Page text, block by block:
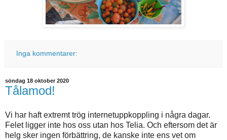
Inga kommentarer:
söndag 18 oktober 2020
Tålamod!
Vi har haft extremt trög internetuppkoppling i några dagar.
Felet ligger inte hos oss utan hos Telia. Och eftersom det är
helg sker ingen förbättring, de kanske inte ens vet om